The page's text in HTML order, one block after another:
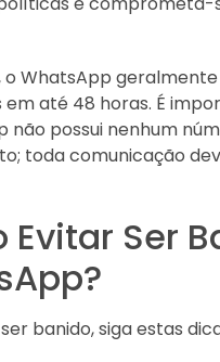
o WhatsApp
em até 48 horas. É
não possui nenhum
toda comunicação
Evitar Ser
banido, siga estas